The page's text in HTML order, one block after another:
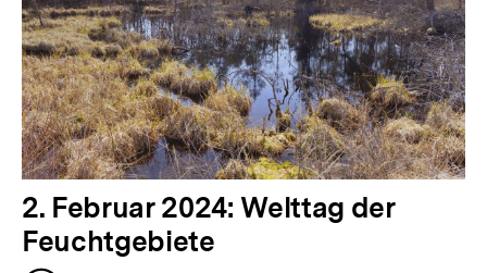
V
o
2. Februar 2024: Welttag der
Feuchtgebiete